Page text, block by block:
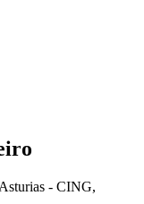
- CING,